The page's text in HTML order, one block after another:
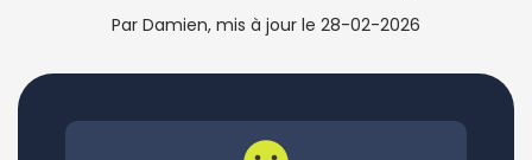
Par Damien, mis à jour le 28-02-2026